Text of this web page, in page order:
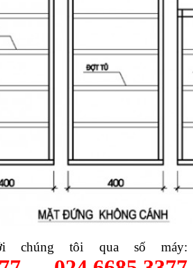
chúng tôi qua số máy: